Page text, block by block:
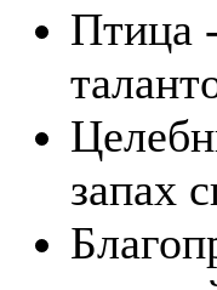
Птица
запах